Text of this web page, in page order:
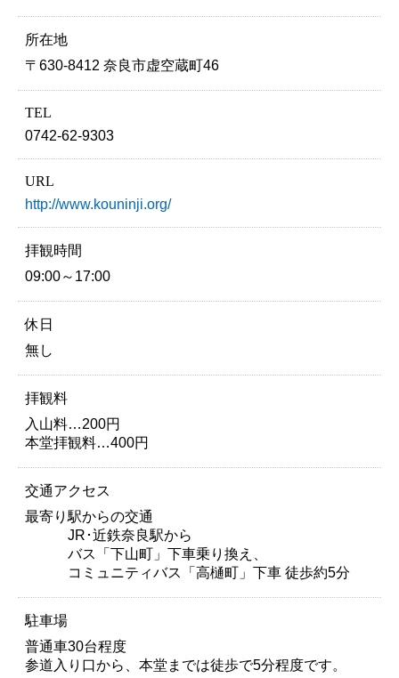
所在地
〒630-8412 奈良市虚空蔵町46
TEL
0742-62-9303
URL
http://www.kouninji.org/
拝観時間
09:00～17:00
休日
無し
拝観料
入山料…200円
本堂拝観料…400円
交通アクセス
最寄り駅からの交通
JR･近鉄奈良駅から
バス「下山町」下車乗り換え、
コミュニティバス「高樋町」下車 徒歩約5分
駐車場
普通車30台程度
参道入り口から、本堂までは徒歩で5分程度です。